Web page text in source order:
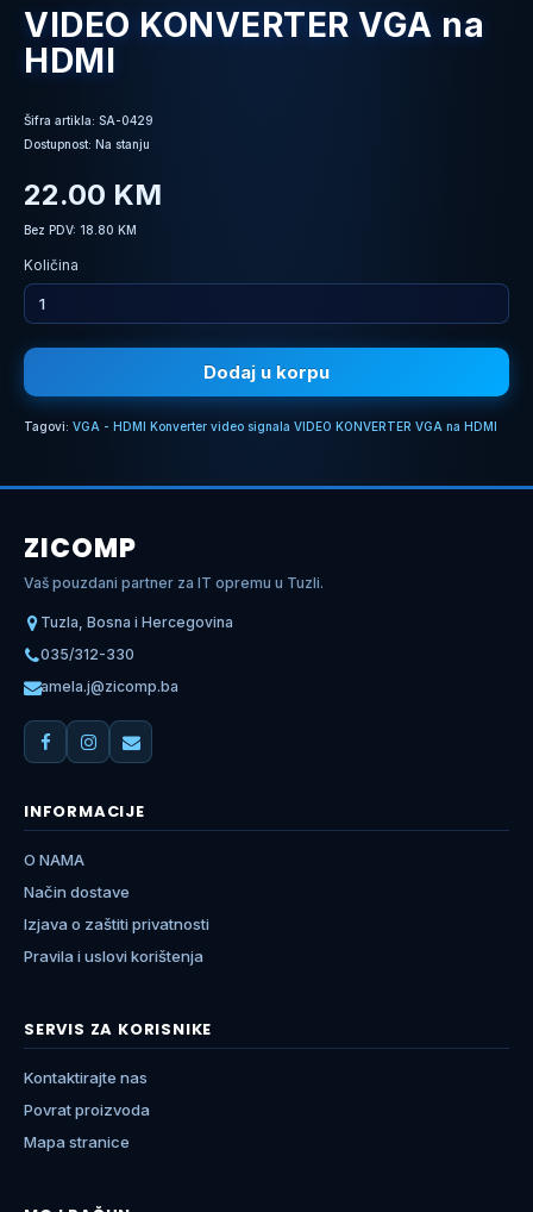
VIDEO KONVERTER VGA na
HDMI
Šifra artikla: SA-0429
Dostupnost: Na stanju
22.00 KM
Bez PDV: 18.80 KM
Količina
Dodaj u korpu
Tagovi: VGA - HDMI Konverter video signala VIDEO KONVERTER VGA na HDMI
ZICOMP
Vaš pouzdani partner za IT opremu u Tuzli.
Tuzla, Bosna i Hercegovina
035/312-330
amela.j@zicomp.ba
INFORMACIJE
O NAMA
Način dostave
Izjava o zaštiti privatnosti
Pravila i uslovi korištenja
SERVIS ZA KORISNIKE
Kontaktirajte nas
Povrat proizvoda
Mapa stranice